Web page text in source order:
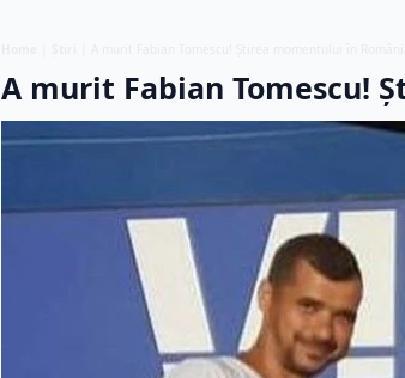
A murit Fabian Tomescu!